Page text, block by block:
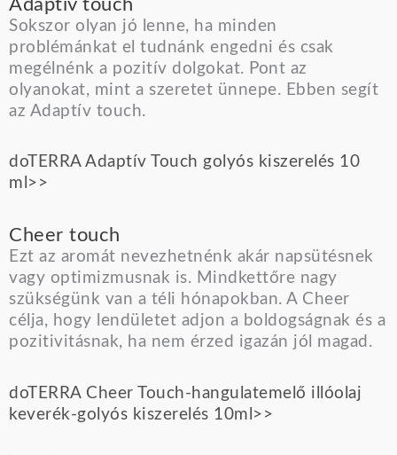
Adaptiv touch
Sokszor olyan jó lenne, ha minden
problémánkat el tudnánk engedni és csak
megélnénk a pozitív dolgokat. Pont az
olyanokat, mint a szeretet ünnepe. Ebben segít
az Adaptív touch.
doTERRA Adaptív Touch golyós kiszerelés 10
ml>>
Cheer touch
Ezt az aromát nevezhetnénk akár napsütésnek
vagy optimizmusnak is. Mindkettőre nagy
szükségünk van a téli hónapokban. A Cheer
célja, hogy lendületet adjon a boldogságnak és a
pozitivitásnak, ha nem érzed igazán jól magad.
doTERRA Cheer Touch-hangulatemelő illóolaj
keverék-golyós kiszerelés 10ml>>